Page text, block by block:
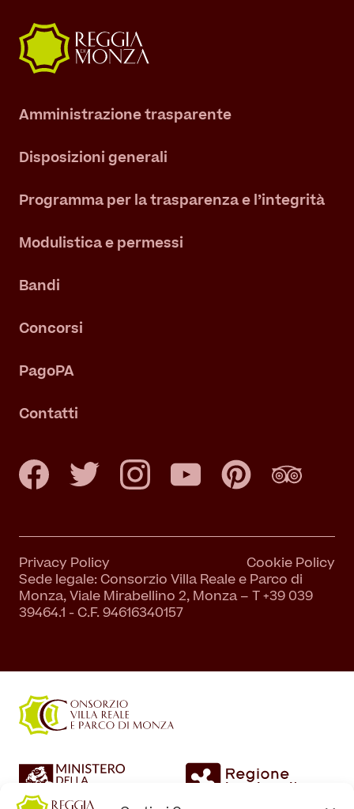
Amministrazione trasparente
Disposizioni generali
Programma per la trasparenza e l’integrità
Modulistica e permessi
Bandi
Concorsi
PagoPA
Contatti
Privacy Policy
Cookie Policy
Sede legale: Consorzio Villa Reale e Parco di
Monza, Viale Mirabellino 2, Monza – T +39 039
39464.1 - C.F. 94616340157